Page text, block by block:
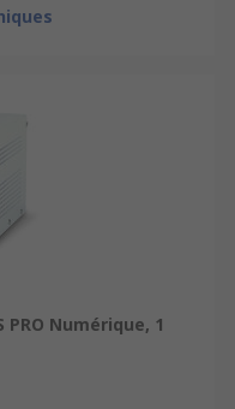
Numérique, 1